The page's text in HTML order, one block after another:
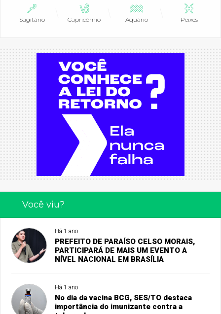
Sagitário Capricórnio Aquário Peixes
Você viu?
Há 1 ano
PREFEITO DE PARAÍSO CELSO MORAIS,
PARTICIPARÁ DE MAIS UM EVENTO A
NÍVEL NACIONAL EM BRASÍLIA
Há 1 ano
No dia da vacina BCG, SES/TO destaca
importância do imunizante contra a